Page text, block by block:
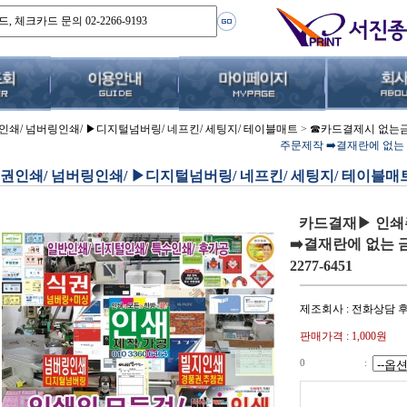
쇄/ 넘버링인쇄/ ▶디지털넘버링/ 네프킨/ 세팅지/ 테이블매트 > ☎카드결제시 없는
주문제작 ➡️결재란에 없
인쇄/ 넘버링인쇄/ ▶디지털넘버링/ 네프킨/ 세팅지/ 테이블매
카드결재▶ 인쇄
➡️결재란에 없는
2277-6451
제조회사 : 전화상담
판매가격 : 1,000원
0 :